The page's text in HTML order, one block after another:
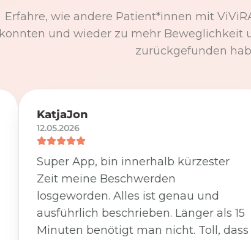
Erfahre, wie andere Patient*innen mit
konnten und wieder zu mehr Beweglichkeit
zurückgefunden
KatjaJon
12.05.2026
Super App, bin innerhalb kürzester
Zeit meine Beschwerden
losgeworden. Alles ist genau und
ausführlich beschrieben. Länger als 15
Minuten benötigt man nicht. Toll, dass